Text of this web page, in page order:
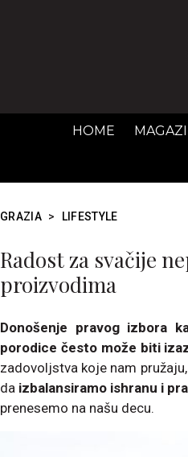
HOME
GRAZIA > LIFESTYLE
Radost za svačije
proizvodima
Donošenje pravog izbora
porodice često može biti
zadovoljstva koje nam
da izbalansiramo ishranu i
prenesemo na našu decu.